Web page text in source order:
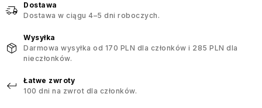
Dostawa
Dostawa w ciągu 4–5 dni roboczych.
Wysyłka
Darmowa wysyłka od 170 PLN dla członków i 285 PLN dla
nieczłonków.
Łatwe zwroty
100 dni na zwrot dla członków.